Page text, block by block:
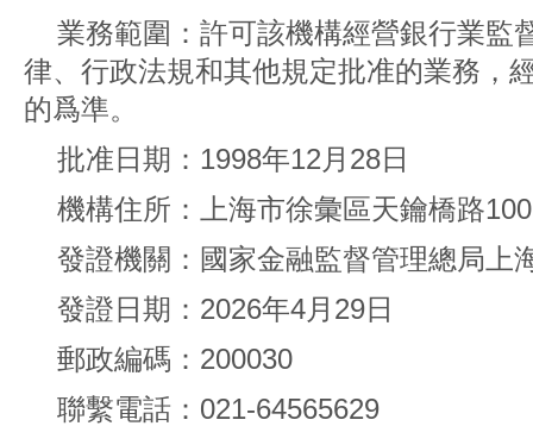
業務範圍：許可該機構經營銀行業監
律、行政法規和其他規定批准的業務，
的爲準。
批准日期：1998年12月28日
機構住所：上海市徐彙區天鑰橋路
發證機關：國家金融監督管理總局上
發證日期：2026年4月29日
郵政編碼：200030
聯繫電話：021-64565629